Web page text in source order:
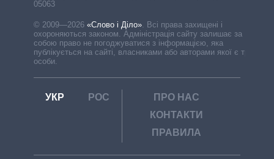
05063
© 2009—2026 «Слово і Діло»
Всі права захищені і
охороняються законом. Адміністрація сайту залишає за
собою право не погоджуватися з інформацією, яка
публікується на сайті, власниками або авторами якої є треті
особи.
УКР РОС
ПРО НАС
КОНТАКТИ
ПРАВИЛА